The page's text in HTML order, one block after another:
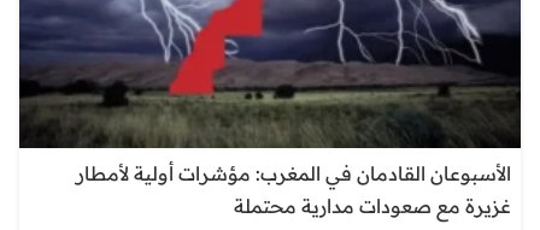
الأسبوعان القادمان في المغرب: مؤشرات أولية لأمطار
غزيرة مع صعودات مدارية محتملة